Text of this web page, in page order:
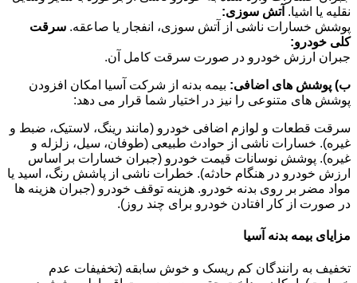
نقلیه یا اشیا. آتش سوزی:
پوشش خسارات ناشی از آتش سوزی، انفجار یا صاعقه. سرقت
کلی خودرو:
جبران ارزش خودرو در صورت سرقت کامل آن.
ب) پوشش های اضافی: بیمه بدنه از شرکت آسیا امکان افزودن
پوشش های متنوعی را نیز در اختیار شما قرار می دهد:
سرقت قطعات و لوازم اضافی خودرو (مانند رینگ، لاستیک، ضبط و
غیره). خسارات ناشی از حوادث طبیعی (طوفان، سیل، زلزله و
غیره). پوشش نوسانات قیمت خودرو (جبران خسارات بر اساس
ارزش خودرو در هنگام حادثه). خطرات ناشی از پاشش رنگ، اسید یا
مواد مضر بر روی بدنه خودرو. هزینه توقف خودرو (جبران هزینه ها
در صورت از کار افتادن خودرو برای چند روز).
مزایای بیمه بدنه آسیا
تخفیف به رانندگان کم ریسک و خوش سابقه (تخفیفات عدم